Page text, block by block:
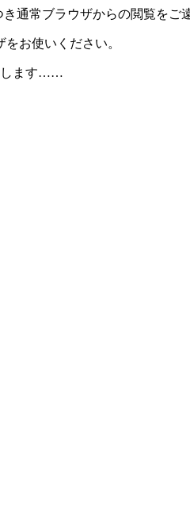
き通常ブラウザからの閲覧をご
をお使いください。
します……